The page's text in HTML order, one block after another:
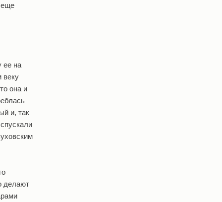
еще
ее на
веку
она и
и, так
делают